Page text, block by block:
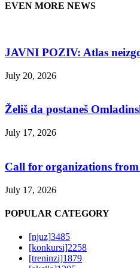
EVEN MORE NEWS
JAVNI POZIV: Atlas
July 20, 2026
Želiš da postaneš
July 17, 2026
Call for organizations
July 17, 2026
POPULAR CATEGORY
[njuz]3485
[konkursi]2258
[treninzi]1879